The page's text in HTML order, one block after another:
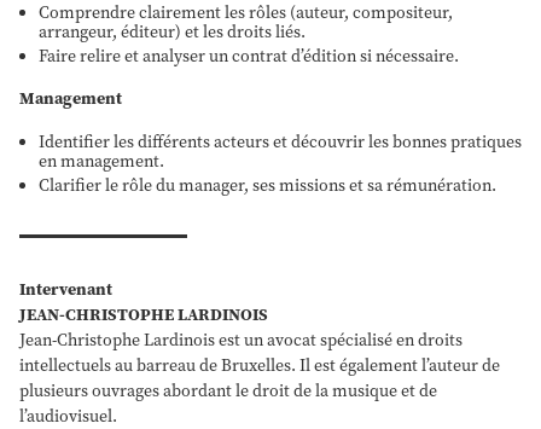
Comprendre clairement les rôles (auteur, compositeur,
arrangeur, éditeur) et les droits liés.
Faire relire et analyser un contrat d’édition si nécessaire.
Management
Identifier les différents acteurs et découvrir les bonnes pratiques
en management.
Clarifier le rôle du manager, ses missions et sa rémunération.
Intervenant
JEAN-CHRISTOPHE LARDINOIS
Jean-Christophe Lardinois est un avocat spécialisé en droits
intellectuels au barreau de Bruxelles. Il est également l’auteur de
plusieurs ouvrages abordant le droit de la musique et de
l’audiovisuel.